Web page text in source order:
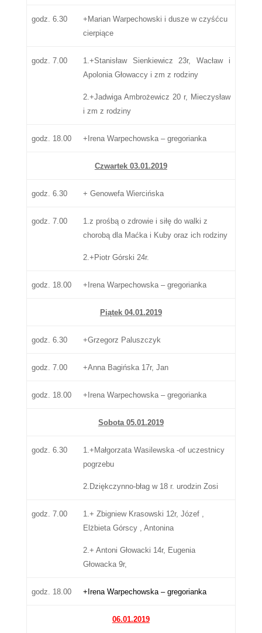
godz. 6.30
+Marian Warpechowski i dusze w czyśćcu
cierpiące
godz. 7.00
1.+Stanisław Sienkiewicz 23r, Wacław i
Apolonia Głowaccy i zm z rodziny
2.+Jadwiga Ambrożewicz 20 r, Mieczysław
i zm z rodziny
godz. 18.00 +Irena Warpechowska – gregorianka
Czwartek 03.01.2019
godz. 6.30 + Genowefa Wiercińska
godz. 7.00
1.z prośbą o zdrowie i siłę do walki z
chorobą dla Maćka i Kuby oraz ich rodziny
2.+Piotr Górski 24r.
godz. 18.00 +Irena Warpechowska – gregorianka
Piątek 04.01.2019
godz. 6.30 +Grzegorz Paluszczyk
godz. 7.00 +Anna Bagińska 17r, Jan
godz. 18.00 +Irena Warpechowska – gregorianka
Sobota 05.01.2019
godz. 6.30
1.+Małgorzata Wasilewska -of uczestnicy
pogrzebu
2.Dziękczynno-błag w 18 r. urodzin Zosi
godz. 7.00
1.+ Zbigniew Krasowski 12r, Józef ,
Elżbieta Górscy , Antonina
2.+ Antoni Głowacki 14r, Eugenia
Głowacka 9r,
godz. 18.00 + Irena Warpechowska – gregorianka
06.01.2019